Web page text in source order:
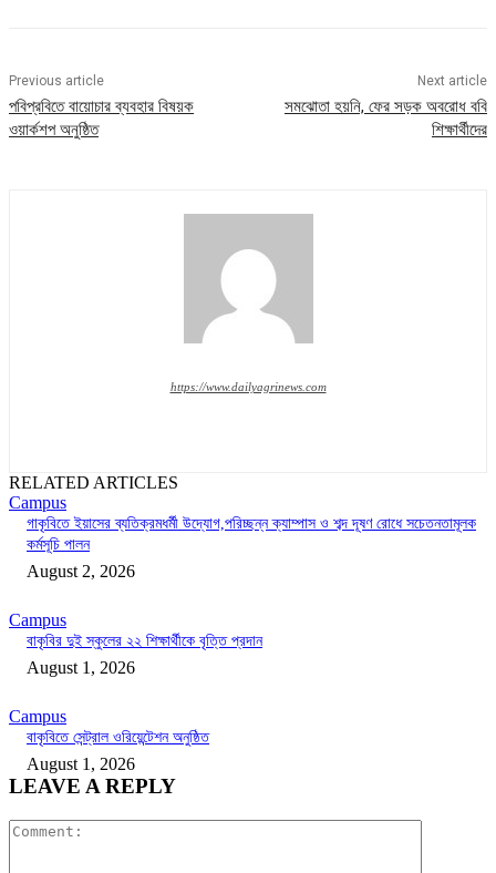
Previous article
পবিপ্রবিতে বায়োচার ব্যবহার বিষয়ক
ওয়ার্কশপ অনুষ্ঠিত
Next article
সমঝোতা হয়নি, ফের সড়ক অবরোধ ববি
শিক্ষার্থীদের
https://www.dailyagrinews.com
RELATED ARTICLES
Campus
গাকৃবিতে ইয়াসের ব্যতিক্রমধর্মী উদ্যোগ,পরিচ্ছন্ন ক্যাম্পাস ও শব্দ দূষণ রোধে সচেতনতামূলক
কর্মসূচি পালন
August 2, 2026
Campus
বাকৃবির দুই স্কুলের ২২ শিক্ষার্থীকে বৃত্তি প্রদান
August 1, 2026
Campus
বাকৃবিতে সেন্ট্রাল ওরিয়েন্টেশন অনুষ্ঠিত
August 1, 2026
LEAVE A REPLY